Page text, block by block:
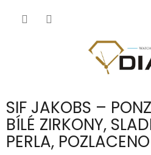
SIF JAKOBS –
BÍLÉ ZIRKONY,
PERLA,